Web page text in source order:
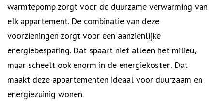
warmtepomp zorgt voor de duurzame verwarming van
elk appartement. De combinatie van deze
voorzieningen zorgt voor een aanzienlijke
energiebesparing. Dat spaart niet alleen het milieu,
maar scheelt ook enorm in de energiekosten. Dat
maakt deze appartementen ideaal voor duurzaam en
energiezuinig wonen.